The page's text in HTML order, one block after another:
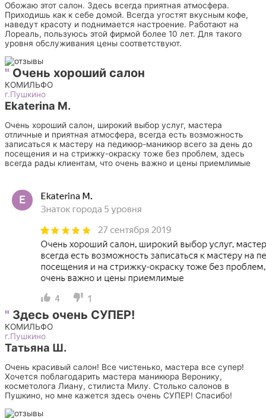
Обожаю этот салон. Здесь всегда приятная атмосфера.
Приходишь как к себе домой. Всегда угостят вкусным кофе,
наведут красоту и поднимается настроение. Работают на
Лореаль, пользуюсь этой фирмой более 10 лет. Для такого
уровня обслуживания цены соответствуют.
" Очень хороший салон
КОМИЛЬФО
г.Пушкино
Ekaterina M.
Очень хороший салон, широкий выбор услуг, мастера
отличные и приятная атмосфера, всегда есть возможность
записаться к мастеру на педикюр-маникюр всего за день до
посещения и на стрижку-окраску тоже без проблем, здесь
всегда рады клиентам, что очень важно и цены приемлимые
" Здесь очень СУПЕР!
КОМИЛЬФО
г.Пушкино
Татьяна Ш.
Очень красивый салон! Все чистенько, мастера все супер!
Хочется поблагодарить мастера маникюра Веронику,
косметолога Лиану, стилиста Милу. Столько салонов в
Пушкино, но мне кажется здесь очень СУПЕР! Спасибо!